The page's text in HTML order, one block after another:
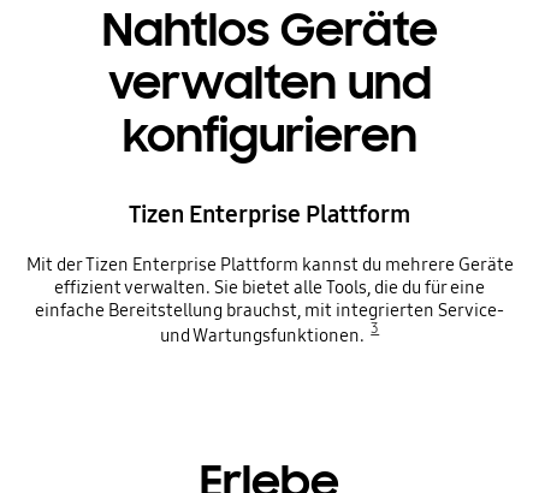
Nahtlos Geräte
verwalten und
konfigurieren
Tizen Enterprise Plattform
Mit der Tizen Enterprise Plattform kannst du mehrere Geräte
effizient verwalten. Sie bietet alle Tools, die du für eine
einfache Bereitstellung brauchst, mit integrierten Service-
und Wartungsfunktionen. 3